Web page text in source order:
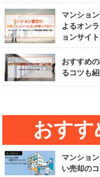
マンショ
よるオン
ョンサイ
おすすめ
るコツも
おすす
マンショ
い売却の